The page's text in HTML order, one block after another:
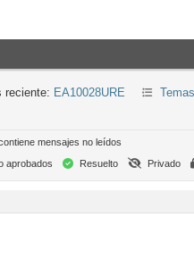
reciente: EA10028URE
mensajes no leídos
aprobados Resuelto Privado